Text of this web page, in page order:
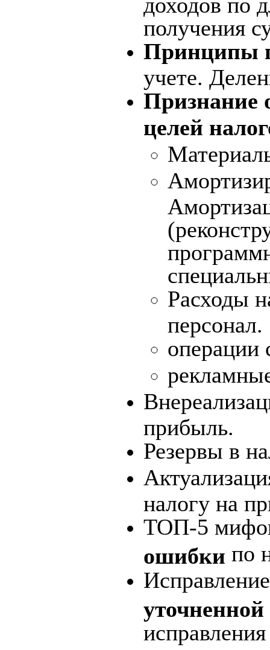
получения
Принципы
учете.
Признание
целей
Расходы
персонал.
прибыль.
Резервы в
налогу на
ТОП-5
ошибки по